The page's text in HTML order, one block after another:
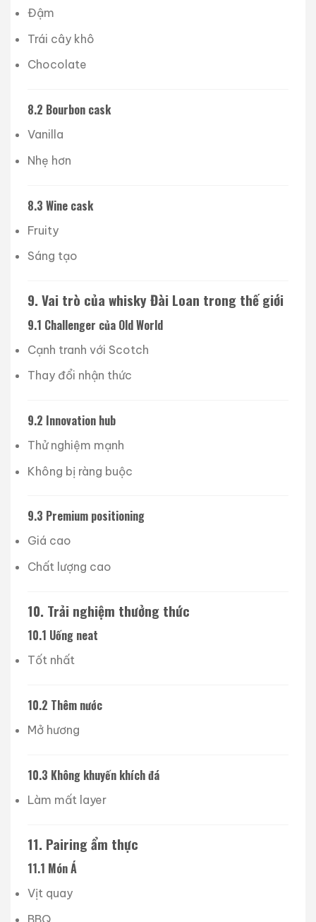
Đậm
Trái cây khô
Chocolate
8.2 Bourbon cask
Vanilla
Nhẹ hơn
8.3 Wine cask
Fruity
Sáng tạo
9. Vai trò của whisky Đài Loan trong thế giới
9.1 Challenger của Old World
Cạnh tranh với Scotch
Thay đổi nhận thức
9.2 Innovation hub
Thử nghiệm mạnh
Không bị ràng buộc
9.3 Premium positioning
Giá cao
Chất lượng cao
10. Trải nghiệm thưởng thức
10.1 Uống neat
Tốt nhất
10.2 Thêm nước
Mở hương
10.3 Không khuyến khích đá
Làm mất layer
11. Pairing ẩm thực
11.1 Món Á
Vịt quay
BBQ